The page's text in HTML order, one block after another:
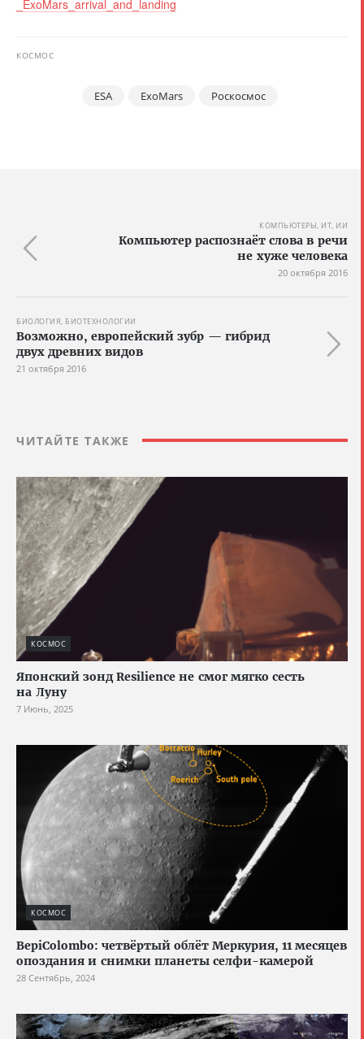
_ExoMars_arrival_and_landing
КОСМОС
ESA ExoMars Роскосмос
КОМПЬЮТЕРЫ, ИТ, ИИ
Компьютер распознаёт слова в речи
не хуже человека
20 октября 2016
БИОЛОГИЯ, БИОТЕХНОЛОГИИ
Возможно, европейский зубр — гибрид
двух древних видов
21 октября 2016
ЧИТАЙТЕ ТАКЖЕ
КОСМОС
Японский зонд Resilience не смог мягко сесть
на Луну
7 Июнь, 2025
КОСМОС
BepiColombo: четвёртый облёт Меркурия, 11 месяцев
опоздания и снимки планеты селфи-камерой
28 Сентябрь, 2024